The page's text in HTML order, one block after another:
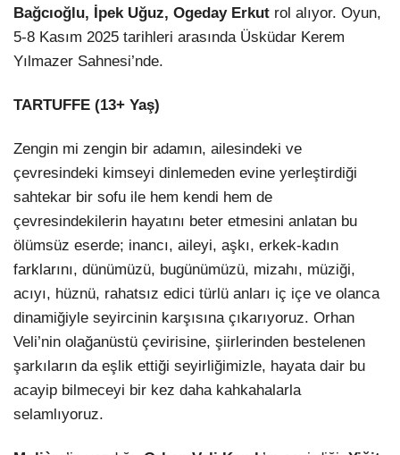
Bağcıoğlu, İpek Uğuz, Ogeday Erkut rol alıyor. Oyun,
5-8 Kasım 2025 tarihleri arasında Üsküdar Kerem
Yılmazer Sahnesi’nde.
TARTUFFE (13+ Yaş)
Zengin mi zengin bir adamın, ailesindeki ve
çevresindeki kimseyi dinlemeden evine yerleştirdiği
sahtekar bir sofu ile hem kendi hem de
çevresindekilerin hayatını beter etmesini anlatan bu
ölümsüz eserde; inancı, aileyi, aşkı, erkek-kadın
farklarını, dünümüzü, bugünümüzü, mizahı, müziği,
acıyı, hüznü, rahatsız edici türlü anları iç içe ve olanca
dinamiğiyle seyircinin karşısına çıkarıyoruz. Orhan
Veli’nin olağanüstü çevirisine, şiirlerinden bestelenen
şarkıların da eşlik ettiği seyirliğimizle, hayata dair bu
acayip bilmeceyi bir kez daha kahkahalarla
selamlıyoruz.